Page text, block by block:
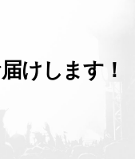
けします！